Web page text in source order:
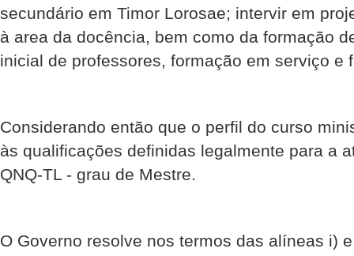
secundário em Timor Lorosae; intervir em
à area da docência, bem como da formação
inicial de professores, formação em serviço e
Considerando então que o perfil do curso
às qualificações definidas legalmente para a
QNQ-TL - grau de Mestre.
O Governo resolve nos termos das alíneas i)